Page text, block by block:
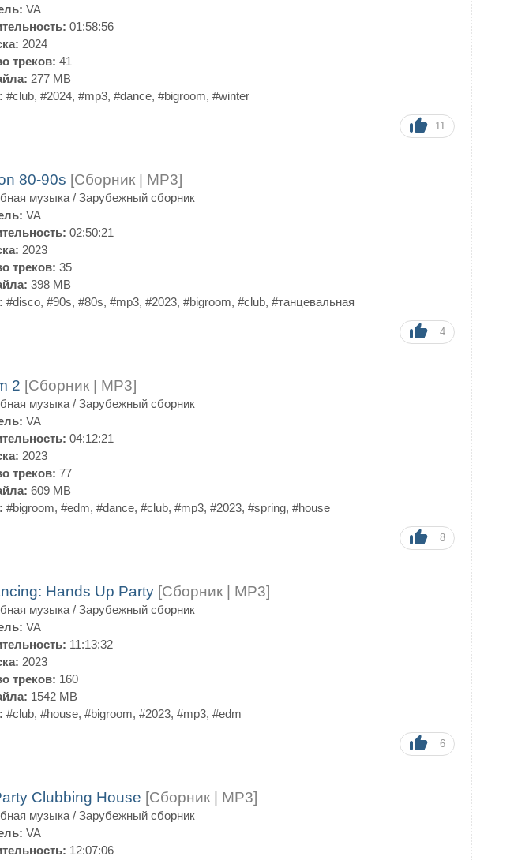
VA
01:58:56
2024
треков: 41
277 MB
#club, #2024, #mp3, #dance, #bigroom, #winter
11
80-90s [Сборник | MP3]
музыка / Зарубежный сборник
VA
02:50:21
2023
треков: 35
398 MB
#disco, #90s, #80s, #mp3, #2023, #bigroom, #club, #танцевальная
4
2 [Сборник | MP3]
музыка / Зарубежный сборник
VA
04:12:21
2023
треков: 77
609 MB
#bigroom, #edm, #dance, #club, #mp3, #2023, #spring, #house
8
Hands Up Party [Сборник | MP3]
музыка / Зарубежный сборник
VA
11:13:32
2023
треков: 160
1542 MB
#club, #house, #bigroom, #2023, #mp3, #edm
6
Clubbing House [Сборник | MP3]
музыка / Зарубежный сборник
VA
12:07:06